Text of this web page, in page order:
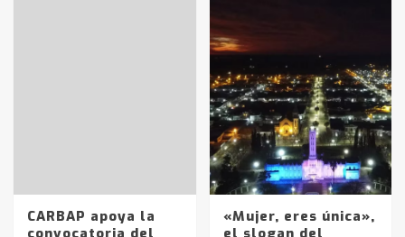
CARBAP apoya la
«Mujer, eres única»,